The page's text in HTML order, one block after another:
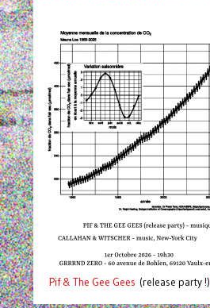
Pif& The Gee Gees (release party !)